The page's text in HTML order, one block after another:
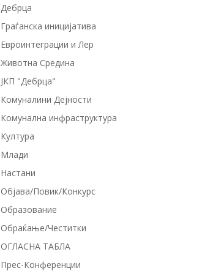
Дебрца
Граѓанска иницијатива
Евроинтеграции и Лер
Животна Средина
ЈКП "Дебрца"
Комуналини Дејности
Комунална инфраструктура
Култура
Млади
Настани
Објава/Повик/Конкурс
Образование
Обраќање/Честитки
ОГЛАСНА ТАБЛА
Прес-Конференции